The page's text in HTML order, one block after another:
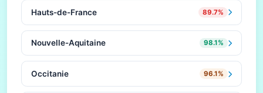
Hauts-de-France 89.7%
Nouvelle-Aquitaine 98.1%
Occitanie 96.1%